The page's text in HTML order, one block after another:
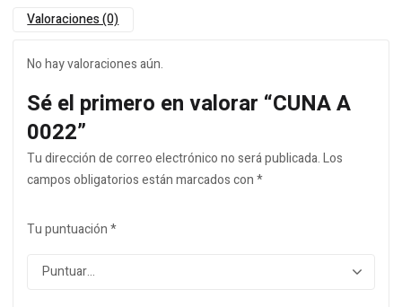
Valoraciones (0)
No hay valoraciones aún.
Sé el primero en valorar “CUNA A
0022”
Tu dirección de correo electrónico no será publicada.Los
campos obligatorios están marcados con*
Tu puntuación*